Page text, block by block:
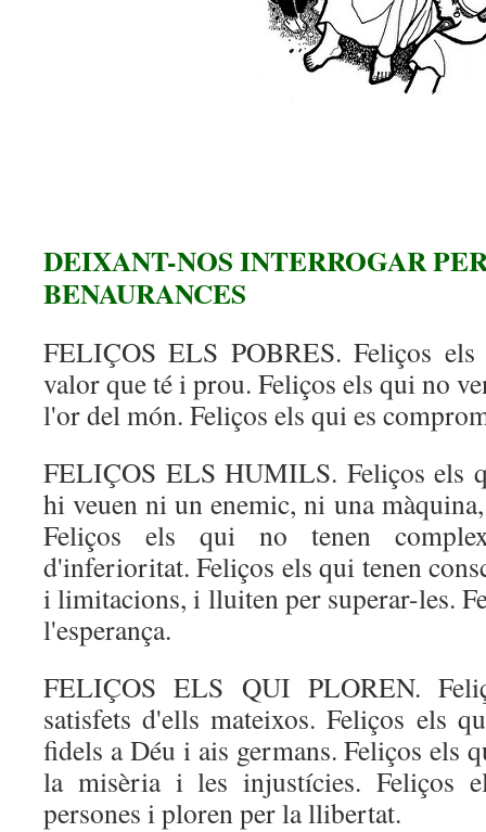
DEIXANT-NOS INTERROGAR
BENAURANCES
FELIÇOS ELS POBRES. Feliços
valor que té i prou. Feliços els qui no
l'or del món. Feliços els qui es
FELIÇOS ELS HUMILS. Feliços els
hi veuen ni un enemic, ni una
Feliços els qui no tenen
d'inferioritat. Feliços els qui tenen
i limitacions, i lluiten per superar-les.
l'esperança.
FELIÇOS ELS QUI PLOREN.
satisfets d'ells mateixos. Feliços els
fidels a Déu i ais germans. Feliços els
la misèria i les injustícies. Feliços
persones i ploren per la llibertat.